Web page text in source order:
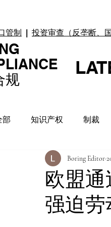
管制 | 投资审查（反垄断、
规
部 知识产权 制裁
贸易纠纷 上市合规
合规指引 案例 Case
欧盟
强迫
Boring Editor